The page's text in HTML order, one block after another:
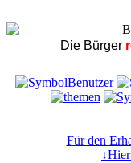
Die Bürger
Für den